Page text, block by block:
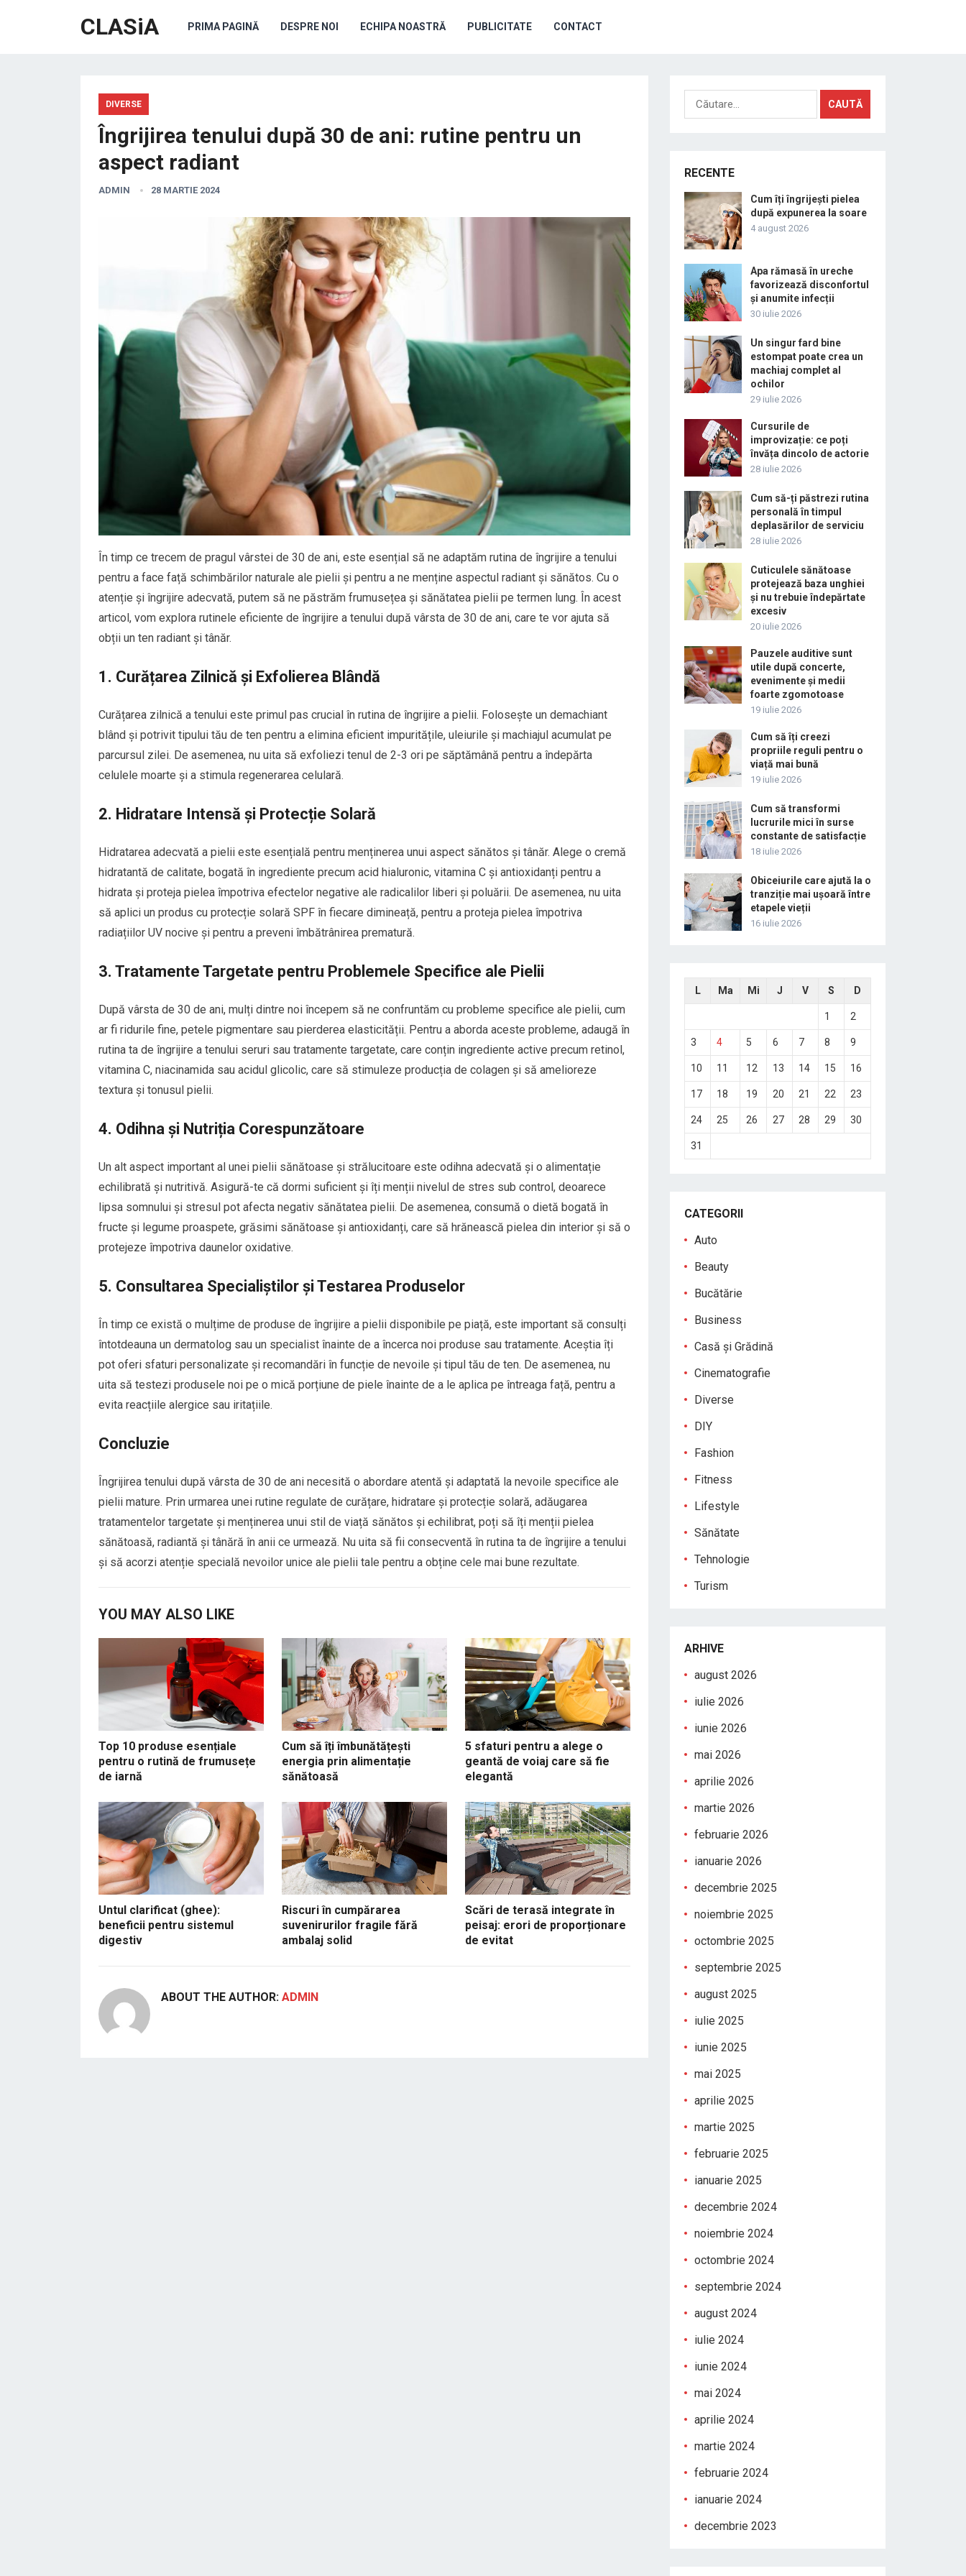
CLASiA PRIMA PAGINĂ DESPRE NOI ECHIPA NOASTRĂ PUBLICITATE CONTACT
DIVERSE
Îngrijirea tenului după 30 de ani: rutine pentru un
aspect radiant
ADMIN 28 MARTIE 2024
În timp ce trecem de pragul vârstei de 30 de ani, este esențial să ne adaptăm rutina de îngrijire a tenului
pentru a face față schimbărilor naturale ale pielii și pentru a ne menține aspectul radiant și sănătos. Cu o
atenție și îngrijire adecvată, putem să ne păstrăm frumusețea și sănătatea pielii pe termen lung. În acest
articol, vom explora rutinele eficiente de îngrijire a tenului după vârsta de 30 de ani, care te vor ajuta să
obții un ten radiant și tânăr.
1. Curățarea Zilnică și Exfolierea Blândă
Curățarea zilnică a tenului este primul pas crucial în rutina de îngrijire a pielii. Folosește un demachiant
blând și potrivit tipului tău de ten pentru a elimina eficient impuritățile, uleiurile și machiajul acumulat pe
parcursul zilei. De asemenea, nu uita să exfoliezi tenul de 2-3 ori pe săptămână pentru a îndepărta
celulele moarte și a stimula regenerarea celulară.
2. Hidratare Intensă și Protecție Solară
Hidratarea adecvată a pielii este esențială pentru menținerea unui aspect sănătos și tânăr. Alege o cremă
hidratantă de calitate, bogată în ingrediente precum acid hialuronic, vitamina C și antioxidanți pentru a
hidrata și proteja pielea împotriva efectelor negative ale radicalilor liberi și poluării. De asemenea, nu uita
să aplici un produs cu protecție solară SPF în fiecare dimineață, pentru a proteja pielea împotriva
radiațiilor UV nocive și pentru a preveni îmbătrânirea prematură.
3. Tratamente Targetate pentru Problemele Specifice ale Pielii
După vârsta de 30 de ani, mulți dintre noi începem să ne confruntăm cu probleme specifice ale pielii, cum
ar fi ridurile fine, petele pigmentare sau pierderea elasticității. Pentru a aborda aceste probleme, adaugă în
rutina ta de îngrijire a tenului seruri sau tratamente targetate, care conțin ingrediente active precum retinol,
vitamina C, niacinamida sau acidul glicolic, care să stimuleze producția de colagen și să amelioreze
textura și tonusul pielii.
4. Odihna și Nutriția Corespunzătoare
Un alt aspect important al unei pielii sănătoase și strălucitoare este odihna adecvată și o alimentație
echilibrată și nutritivă. Asigură-te că dormi suficient și îți menții nivelul de stres sub control, deoarece
lipsa somnului și stresul pot afecta negativ sănătatea pielii. De asemenea, consumă o dietă bogată în
fructe și legume proaspete, grăsimi sănătoase și antioxidanți, care să hrănească pielea din interior și să o
protejeze împotriva daunelor oxidative.
5. Consultarea Specialiștilor și Testarea Produselor
În timp ce există o mulțime de produse de îngrijire a pielii disponibile pe piață, este important să consulți
întotdeauna un dermatolog sau un specialist înainte de a încerca noi produse sau tratamente. Aceștia îți
pot oferi sfaturi personalizate și recomandări în funcție de nevoile și tipul tău de ten. De asemenea, nu
uita să testezi produsele noi pe o mică porțiune de piele înainte de a le aplica pe întreaga față, pentru a
evita reacțiile alergice sau iritațiile.
Concluzie
Îngrijirea tenului după vârsta de 30 de ani necesită o abordare atentă și adaptată la nevoile specifice ale
pielii mature. Prin urmarea unei rutine regulate de curățare, hidratare și protecție solară, adăugarea
tratamentelor targetate și menținerea unui stil de viață sănătos și echilibrat, poți să îți menții pielea
sănătoasă, radiantă și tânără în anii ce urmează. Nu uita să fii consecventă în rutina ta de îngrijire a tenului
și să acorzi atenție specială nevoilor unice ale pielii tale pentru a obține cele mai bune rezultate.
YOU MAY ALSO LIKE
Top 10 produse esențiale
pentru o rutină de frumusețe
de iarnă
Cum să îți îmbunătățești
energia prin alimentație
sănătoasă
5 sfaturi pentru a alege o
geantă de voiaj care să fie
elegantă
Untul clarificat (ghee):
beneficii pentru sistemul
digestiv
Riscuri în cumpărarea
suvenirurilor fragile fără
ambalaj solid
Scări de terasă integrate în
peisaj: erori de proporționare
de evitat
ABOUT THE AUTHOR: ADMIN
Caută
după:
RECENTE
Cum îți îngrijești pielea
după expunerea la soare
4 august 2026
Apa rămasă în ureche
favorizează disconfortul
și anumite infecții
30 iulie 2026
Un singur fard bine
estompat poate crea un
machiaj complet al
ochilor
29 iulie 2026
Cursurile de
improvizație: ce poți
învăța dincolo de actorie
28 iulie 2026
Cum să-ți păstrezi rutina
personală în timpul
deplasărilor de serviciu
28 iulie 2026
Cuticulele sănătoase
protejează baza unghiei
și nu trebuie îndepărtate
excesiv
20 iulie 2026
Pauzele auditive sunt
utile după concerte,
evenimente și medii
foarte zgomotoase
19 iulie 2026
Cum să îți creezi
propriile reguli pentru o
viață mai bună
19 iulie 2026
Cum să transformi
lucrurile mici în surse
constante de satisfacție
18 iulie 2026
Obiceiurile care ajută la o
tranziție mai ușoară între
etapele vieții
16 iulie 2026
L Ma Mi J V S D
1 2
3 4 5 6 7 8 9
10 11 12 13 14 15 16
17 18 19 20 21 22 23
24 25 26 27 28 29 30
31
CATEGORII
Auto
Beauty
Bucătărie
Business
Casă și Grădină
Cinematografie
Diverse
DIY
Fashion
Fitness
Lifestyle
Sănătate
Tehnologie
Turism
ARHIVE
august 2026
iulie 2026
iunie 2026
mai 2026
aprilie 2026
martie 2026
februarie 2026
ianuarie 2026
decembrie 2025
noiembrie 2025
octombrie 2025
septembrie 2025
august 2025
iulie 2025
iunie 2025
mai 2025
aprilie 2025
martie 2025
februarie 2025
ianuarie 2025
decembrie 2024
noiembrie 2024
octombrie 2024
septembrie 2024
august 2024
iulie 2024
iunie 2024
mai 2024
aprilie 2024
martie 2024
februarie 2024
ianuarie 2024
decembrie 2023